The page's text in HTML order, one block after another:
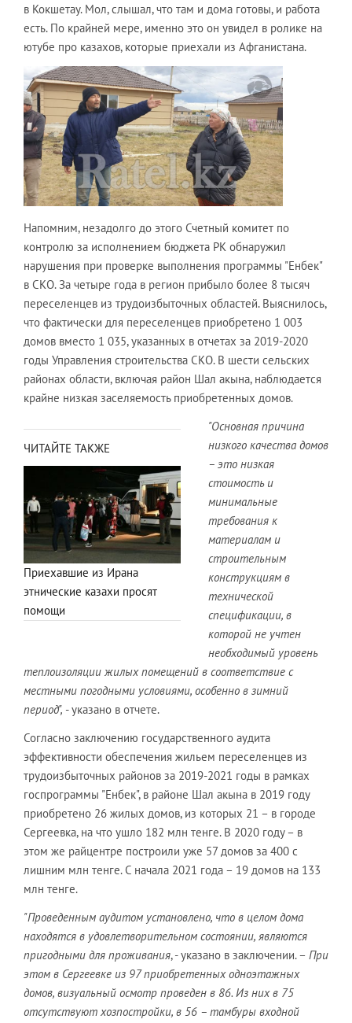
в Кокшетау. Мол, слышал, что там и дома готовы, и работа
есть. По крайней мере, именно это он увидел в ролике на
ютубе про казахов, которые приехали из Афганистана.
Напомним, незадолго до этого Счетный комитет по
контролю за исполнением бюджета РК обнаружил
нарушения при проверке выполнения программы "Енбек"
в СКО. За четыре года в регион прибыло более 8 тысяч
переселенцев из трудоизбыточных областей. Выяснилось,
что фактически для переселенцев приобретено 1 003
домов вместо 1 035, указанных в отчетах за 2019-2020
годы Управления строительства СКО. В шести сельских
районах области, включая район Шал акына, наблюдается
крайне низкая заселяемость приобретенных домов.
ЧИТАЙТЕ ТАКЖЕ
Приехавшие из Ирана
этнические казахи просят
помощи
"Основная причина
низкого качества домов
– это низкая
стоимость и
минимальные
требования к
материалам и
строительным
конструкциям в
технической
спецификации, в
которой не учтен
необходимый уровень
теплоизоляции жилых помещений в соответствие с
местными погодными условиями, особенно в зимний
период", - указано в отчете.
Согласно заключению государственного аудита
эффективности обеспечения жильем переселенцев из
трудоизбыточных районов за 2019-2021 годы в рамках
госпрограммы "Енбек", в районе Шал акына в 2019 году
приобретено 26 жилых домов, из которых 21 – в городе
Сергеевка, на что ушло 182 млн тенге. В 2020 году – в
этом же райцентре построили уже 57 домов за 400 с
лишним млн тенге. С начала 2021 года – 19 домов на 133
млн тенге.
"Проведенным аудитом установлено, что в целом дома
находятся в удовлетворительном состоянии, являются
пригодными для проживания, - указано в заключении. – При
этом в Сергеевке из 97 приобретенных одноэтажных
домов, визуальный осмотр проведен в 86. Из них в 75
отсутствуют хозпостройки, в 56 – тамбуры входной